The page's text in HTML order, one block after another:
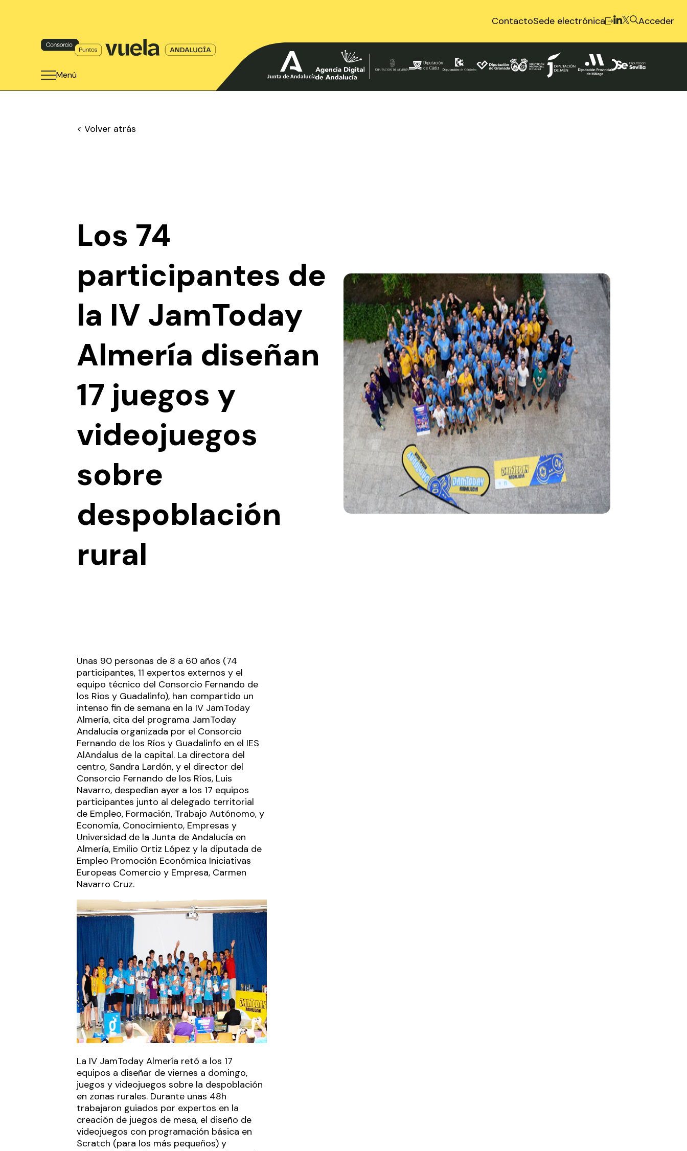
ContactoSede electrónica Acceder
Menú
< Volver atrás
Los 74
participantes de
la IV JamToday
Almería diseñan
17 juegos y
videojuegos
sobre
despoblación
rural
Unas 90 personas de 8 a 60 años (74
participantes, 11 expertos externos y el
equipo técnico del Consorcio Fernando de
los Rios y Guadalinfo), han compartido un
intenso fin de semana en la IV JamToday
Almería, cita del programa JamToday
Andalucía organizada por el Consorcio
Fernando de los Ríos y Guadalinfo en el IES
AlAndalus de la capital. La directora del
centro, Sandra Lardón, y el director del
Consorcio Fernando de los Ríos, Luis
Navarro, despedían ayer a los 17 equipos
participantes junto al delegado territorial
de Empleo, Formación, Trabajo Autónomo, y
Economía, Conocimiento, Empresas y
Universidad de la Junta de Andalucía en
Almería, Emilio Ortiz López y la diputada de
Empleo Promoción Económica Iniciativas
Europeas Comercio y Empresa, Carmen
Navarro Cruz.
La IV JamToday Almería retó a los 17
equipos a diseñar de viernes a domingo,
juegos y videojuegos sobre la despoblación
en zonas rurales. Durante unas 48h
trabajaron guiados por expertos en la
creación de juegos de mesa, el diseño de
videojuegos con programación básica en
Scratch (para los más pequeños) y